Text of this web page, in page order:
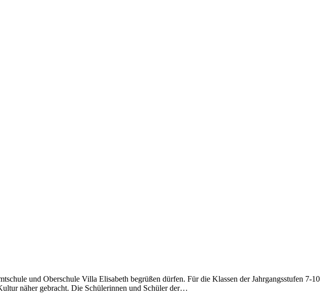
und Oberschule Villa Elisabeth begrüßen dürfen. Für die Klassen der Jahrgangsstufen 7-10
näher gebracht. Die Schülerinnen und Schüler der…